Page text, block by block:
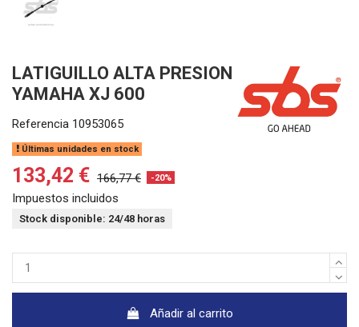
LATIGUILLO ALTA PRESION
YAMAHA XJ 600
Referencia 10953065
Últimas unidades en stock
133,42 € 166,77 € -20%
Impuestos incluidos
Stock disponible: 24/48 horas
Añadir al carrito